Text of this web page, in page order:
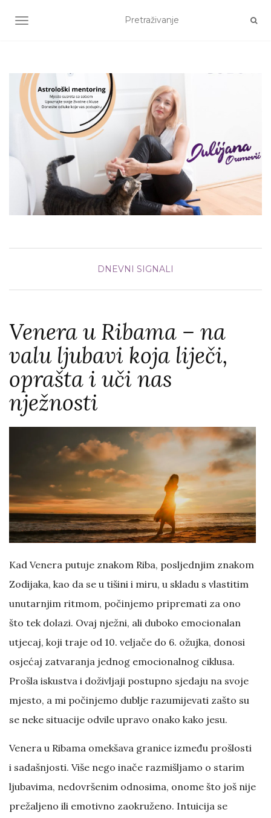
TOGGLE NAVIGATION
DNEVNI SIGNALI
Venera u Ribama – na
valu ljubavi koja liječi,
oprašta i uči nas
nježnosti
Kad Venera putuje znakom Riba, posljednjim znakom
Zodijaka, kao da se u tišini i miru, u skladu s vlastitim
unutarnjim ritmom, počinjemo pripremati za ono
što tek dolazi. Ovaj nježni, ali duboko emocionalan
utjecaj, koji traje od 10. veljače do 6. ožujka, donosi
osjećaj zatvaranja jednog emocionalnog ciklusa.
Prošla iskustva i doživljaji postupno sjedaju na svoje
mjesto, a mi počinjemo dublje razumijevati zašto su
se neke situacije odvile upravo onako kako jesu.
Venera u Ribama omekšava granice između prošlosti
i sadašnjosti. Više nego inače razmišljamo o starim
ljubavima, nedovršenim odnosima, onome što još nije
prežaljeno ili emotivno zaokruženo. Intuicija se